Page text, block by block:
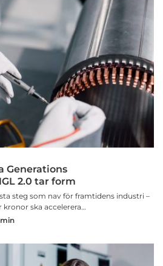
Generations
2.0 tar form
steg som nav för framtidens industri –
kronor ska accelerera…